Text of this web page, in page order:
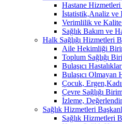
Hastane
İstatistik,Analiz ve
Verimlilik ve
Sağlık Bakım ve
Halk Sağlığı Hizmetleri
Aile Hekimliği
Toplum Sağlığı
Bulaşıcı
Bulaşıcı Olmayan
Çocuk,
Çevre Sağlığı
İzleme,
Sağlık Hizmetleri
Sağlık Hizmetleri